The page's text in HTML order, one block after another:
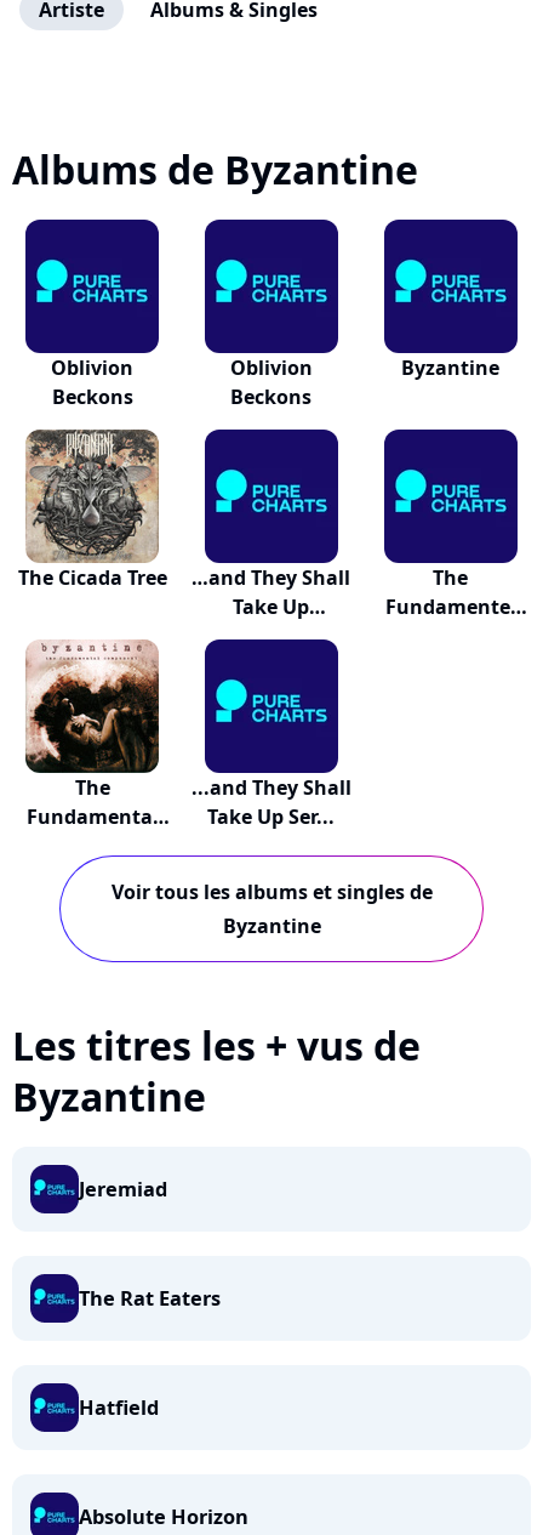
Artiste Albums & Singles
Albums de Byzantine
Oblivion
Beckons
Oblivion
Beckons
Byzantine
The Cicada Tree
…and They Shall
Take Up
Serpents
The
Fundamentel
The
Fundamental
...and They Shall
Take Up Ser...
Voir tous les albums et singles de
Byzantine
Les titres les + vus de
Byzantine
Jeremiad
The Rat Eaters
Hatfield
Absolute Horizon